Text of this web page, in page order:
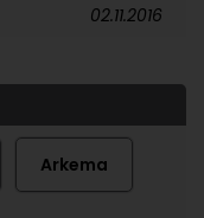
02.11.2016
Arkema